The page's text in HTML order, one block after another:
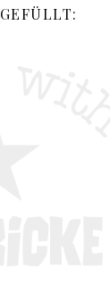
GEFÜLLT: